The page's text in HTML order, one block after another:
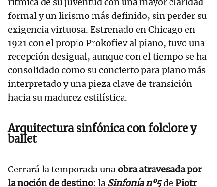
rítmica de su juventud con una mayor claridad
formal y un lirismo más definido, sin perder su
exigencia virtuosa. Estrenado en Chicago en
1921 con el propio Prokofiev al piano, tuvo una
recepción desigual, aunque con el tiempo se ha
consolidado como su concierto para piano más
interpretado y una pieza clave de transición
hacia su madurez estilística.
Arquitectura sinfónica con folclore y
ballet
Cerrará la temporada unaobra atravesada por
la noción de destino: la Sinfonía nº5de Piotr